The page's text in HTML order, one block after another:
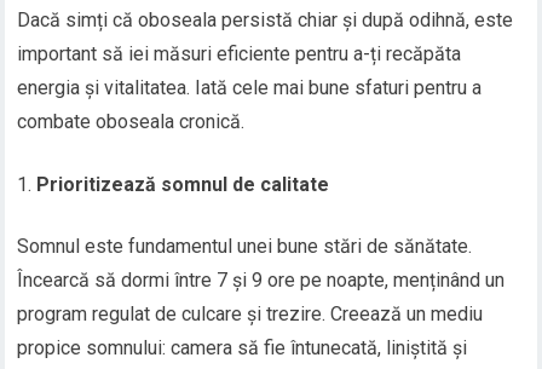
Dacă simți că oboseala persistă chiar și după odihnă, este
important să iei măsuri eficiente pentru a-ți recăpăta
energia și vitalitatea. Iată cele mai bune sfaturi pentru a
combate oboseala cronică.
Prioritizează somnul de calitate
Somnul este fundamentul unei bune stări de sănătate.
Încearcă să dormi între 7 și 9 ore pe noapte, menținând un
program regulat de culcare și trezire. Creează un mediu
propice somnului: camera să fie întunecată, liniștită și